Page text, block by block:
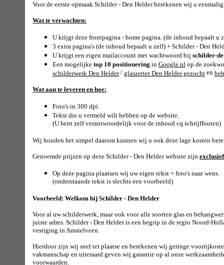
Voor de eerste opmaak Schilder - Den Helder berekenen wij u
Wat te verwachten:
U krijgt deze frontpagina - home pagina. (de inhoud bepaalt u
3 extra pagina's (de inhoud bepaalt u zelf) + Schilder - Den
U krijgt een eigen mailaccount met wachtwoord bij schilder-
Een mogelijke top 10 positionering in Google.nl op de
schilderwerk Den Helder/ glaszetter Den Helder gezocht en
Wat aan te leveren en hoe:
Foto's in 300 dpi.
Tekst die u vermeld wilt hebben op de website.
(U bent zelf verantwoordelijk voor de inhoud cq schrijffouten)
Wij houden het simpel daarom kunnen wij u ook deze lage kosten
Genoemde prijzen op deze Schilder - Den Helder website zijn
Op deze pagina plaatsen wij uw eigen tekst + foto's naar wens.
(onderstaande tekst is slechts een voorbeeld)
Voorbeeld: Welkom bij Schilder - Den Helder
Voor al uw schilderwerk, maar ook voor alle soorten glas en
juiste adres. Schilder - Den Helderis een begrip in de regio Noord-
vestiging in Amstelveen.
Hierdoor zijn wij snel ter plaatse en berekenen wij geringe
vakmanschap en uiteraard geven wij garantie op al onze
voorwaarden.